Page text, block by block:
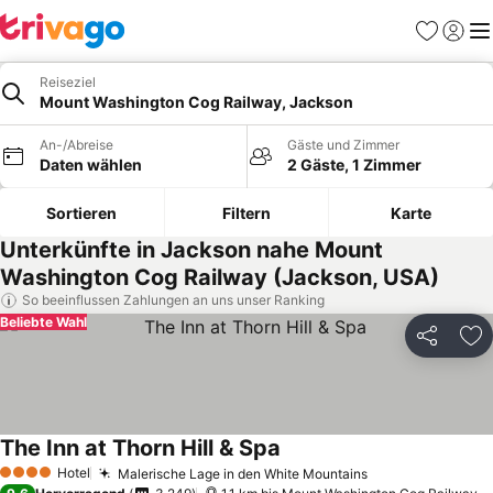
Favoriten
Reiseziel
Mount Washington Cog Railway, Jackson
An-/Abreise
Daten wählen
Gäste und Zimmer
2 Gäste, 1 Zimmer
Sortieren Filtern Karte
Unterkünfte in Jackson nahe Mount
Washington Cog Railway (Jackson, USA)
So beeinflussen Zahlungen an uns unser Ranking
Teilen
Beliebte Wahl
4 Sterne Hotel Malerische Lage in den White MountainsPreise sehen
The Inn at Thorn Hill & Spa